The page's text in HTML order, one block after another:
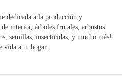
dedicada a la producción y
interior, árboles frutales, arbustos
semillas, insecticidas, y mucho más!.
vida a tu hogar.